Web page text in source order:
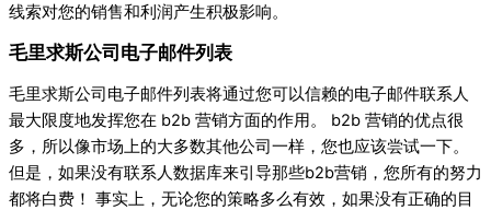
线索对您的销售和利润产生积极影响。
毛里求斯公司电子邮件列表
毛里求斯公司电子邮件列表将通过您可以信赖的电子邮件联系人
最大限度地发挥您在 b2b 营销方面的作用。 b2b 营销的优点很
多，所以像市场上的大多数其他公司一样，您也应该尝试一下。
但是，如果没有联系人数据库来引导那些b2b营销，您所有的努力
都将白费！ 事实上，无论您的策略多么有效，如果没有正确的目